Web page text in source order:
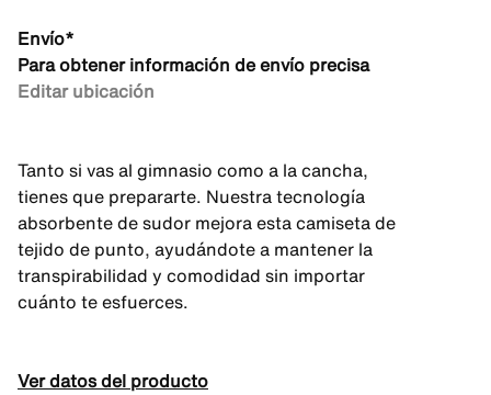
Envío*
Para obtener información de envío precisa
Editar ubicación
Tanto si vas al gimnasio como a la cancha,
tienes que prepararte. Nuestra tecnología
absorbente de sudor mejora esta camiseta de
tejido de punto, ayudándote a mantener la
transpirabilidad y comodidad sin importar
cuánto te esfuerces.
Ver datos del producto